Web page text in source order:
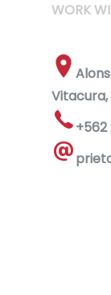
WORK
Vitacura,